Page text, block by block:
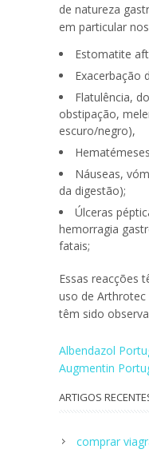
de natureza
em particular
Estomatite
Exacerbação
Flatulência,
obstipação,
escuro/negro),
Náuseas,
da digestão);
Úlceras
hemorragia
fatais;
Essas reacções
uso de Arthrotec
têm sido
de
artigos
Albendazol
Augmentin
ARTIGOS
comprar